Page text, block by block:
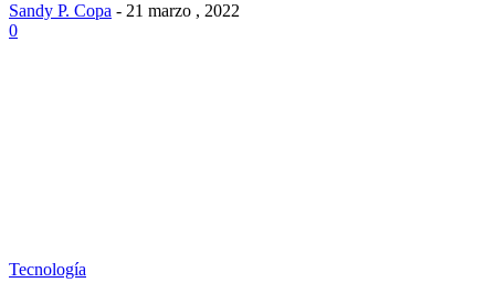
Sandy P. Copa - 21 marzo , 2022
0
Tecnología